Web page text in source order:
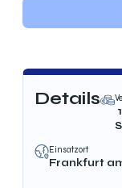
Details
Einsatzort
Frankfurt